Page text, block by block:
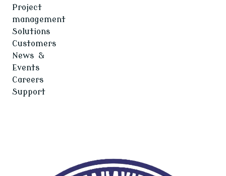
Project
management
Solutions
Customers
News &
Events
Careers
Support